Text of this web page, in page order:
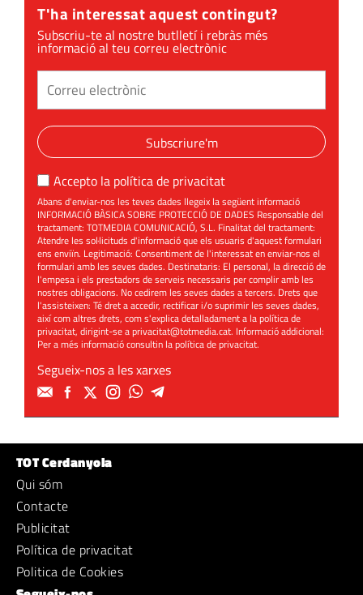
T'ha interessat aquest contingut?
Subscriu-te al nostre butlletí i rebràs més
informació al teu correu electrònic
Subscriure'm
Accepto la política de privacitat
Abans d'enviar-nos les teves dades llegeix la següent informació
INFORMACIÓ BÀSICA SOBRE PROTECCIÓ DE DADES Responsable del
tractament: TOTMEDIA COMUNICACIÓ, S.L. Finalitat del tractament:
Atendre les sol·licituds d'informació que els usuaris d'aquest formulari
ens enviïn. Legitimació: Consentiment de l'interessat en enviar-nos el
formulari amb les seves dades. Destinataris: El personal, la direcció de
l'empesa i els prestadors de serveis necessaris per complir amb les
nostres obligacions. No cedirem les seves dades a tercers. Drets que
l'assisteixen: Té dret a accedir, rectificar i/o suprimir les seves dades,
així com altres drets, com s'explica detalladament a la política de
privacitat, dirigint-se aprivacitat@totmedia.cat. Informació addicional:
Per a més informació consultin lapolítica de privacitat.
Segueix-nos a les xarxes
TOT Cerdanyola
Qui sóm
Contacte
Publicitat
Política de privacitat
Politica de Cookies